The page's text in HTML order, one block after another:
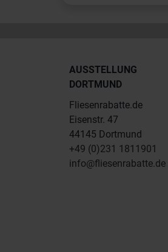
AUSSTELLUNG
DORTMUND
Fliesenrabatte.de
Eisenstr. 47
44145 Dortmund
+49 (0)231 1811901
info@fliesenrabatte.de